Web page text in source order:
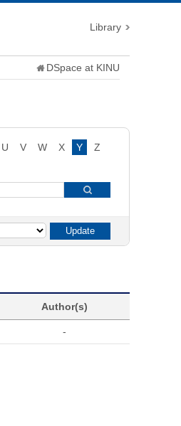
Library
DSpace at KINU
U V W X Y
Z
Author(s)
-